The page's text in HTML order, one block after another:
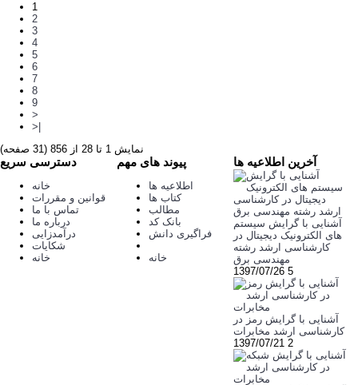
1
2
3
4
5
6
7
8
9
>
>|
نمایش 1 تا 28 از 856 (31 صفحه)
دسترسی سریع
خانه
قوانین و مقررات
تماس با ما
درباره ما
درآمدزایی
شکایات
خانه
پیوند های مهم
اطلاعیه ها
کتاب ها
مطالب
بانک کد
فراگیری دانش
خانه
آخرین اطلاعیه ها
آشنایی با گرایش سیستم
های الکترونیک دیجیتال در
کارشناسی ارشد رشته
مهندسی برق
1397/07/26 5
آشنایی با گرایش رمز در
کارشناسی ارشد مخابرات
1397/07/21 2